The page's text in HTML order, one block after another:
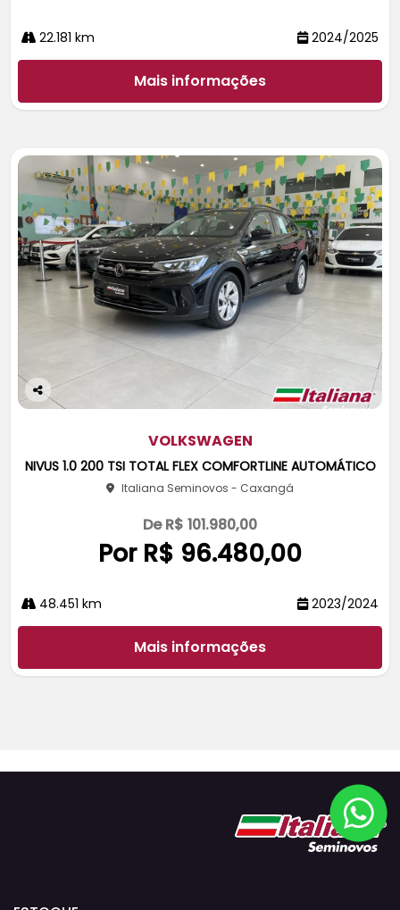
22.181 km 2024/2025
Mais informações
Co
he
VOLKSWAGEN
NIVUS 1.0 200 TSI TOTAL FLEX COMFORTLINE AUTOMÁTICO
Italiana Seminovos - Caxangá
De R$ 101.980,00
Por R$ 96.480,00
48.451 km 2023/2024
Mais informações